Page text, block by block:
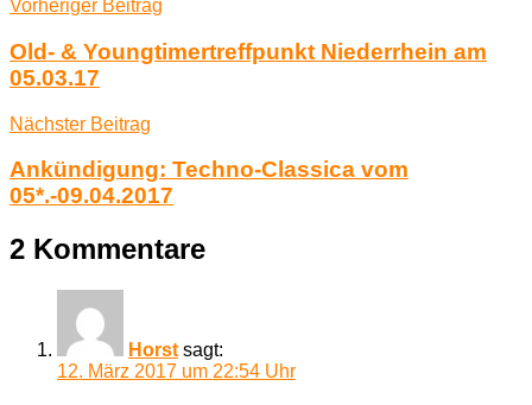
Schlagwörter:
Oldtimer ,
Tuning
US-
Cars
Youngtimer
Beitragsnavigation
Vorheriger Beitrag
Old- & Youngtimertreffpunkt Niederrhein am
05.03.17
Nächster Beitrag
Ankündigung: Techno-Classica vom
05*.-09.04.2017
2 Kommentare
Horst sagt:
12. März 2017 um 22:54 Uhr